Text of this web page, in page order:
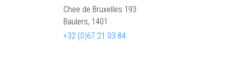
Chee de Bruxelles 193
Baulers, 1401
+32 (0)67 21 03 84